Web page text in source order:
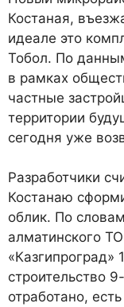
Костаная,
идеале это
Тобол. По
в рамках
частные
территории
сегодня уже
Разработчики
Костанаю
облик. По
алматинского
«Казгипроград»
строительство
отработано,